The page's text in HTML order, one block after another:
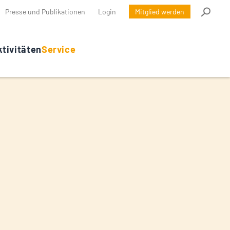
Presse und Publikationen Login Mitglied werden
Service